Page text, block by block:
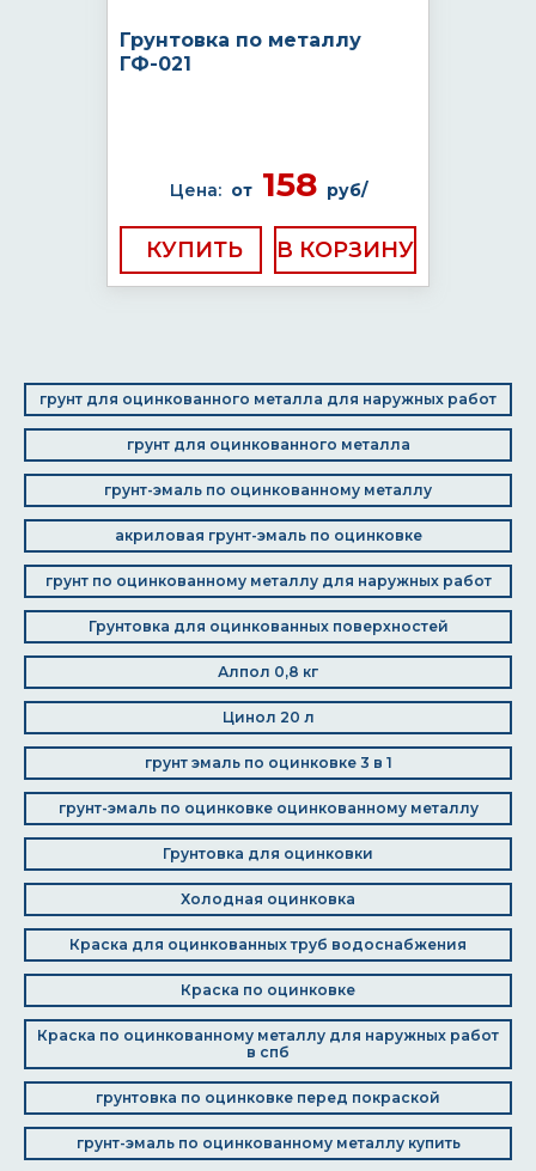
Грунтовка по металлу
ГФ-021
Цена: от158 руб/
КУПИТЬ
грунт для оцинкованного металла для наружных работ
грунт для оцинкованного металла
грунт-эмаль по оцинкованному металлу
акриловая грунт-эмаль по оцинковке
грунт по оцинкованному металлу для наружных работ
Грунтовка для оцинкованных поверхностей
Алпол 0,8 кг
Цинол 20 л
грунт эмаль по оцинковке 3 в 1
грунт-эмаль по оцинковке оцинкованному металлу
Грунтовка для оцинковки
Холодная оцинковка
Краска для оцинкованных труб водоснабжения
Краска по оцинковке
Краска по оцинкованному металлу для наружных работ
в спб
грунтовка по оцинковке перед покраской
грунт-эмаль по оцинкованному металлу купить